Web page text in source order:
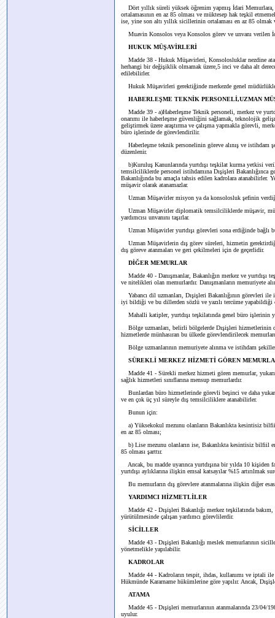
Dört yıllık süreli yüksek öğrenim yapmış İdari
ortalamasının en az 85 olması ve müktesep hak teşkil
ise, yine son altı yıllık sicillerinin ortalaması en az 85
Muavin Konsolos veya Konsolos görev ve unvanı verilen
HUKUK MÜŞAVİRLERİ
Madde 38 - Hukuk Müşavirleri, Konsolosluklar nezdine
herhangi bir değişiklik olmamak üzere,5 inci ve daha alt
edilebilirler.
Hukuk Müşavirleri gerektiğinde merkezde genel
HABERLEŞME TEKNİK PERSONELİ,UZMAN
Madde 39 - a)Haberleşme Teknik personeli, merkez ve
onarımı ile haberleşme güvenliğini sağlamak, teknolojik
geliştirmek üzere araştırma ve çalışma yapmakla görevli,
büro işlerinde de görevlendirilir.
Haberleşme teknik personelinin göreve alınış ve istihdam
düzenlenir.
b)Kuruluş Kanunlarında yurtdışı teşkilat kurma yetkisi
temsilciliklerde personel istihdamına Dışişleri Bakanlığınca
Bakanlığında bu amaçla tahsis edilen kadrolara
müşavir olarak atanamazlar.
Uzman Müşavirler misyon ya da konsolosluk şefinin
Uzman Müşavirler diplomatik temsilciliklerde müşavir,
yardımcısı unvanını taşırlar.
Uzman Müşavirler yurtdışı görevleri sona erdiğinde bağlı
Uzman Müşavirlerin dış görev süreleri, hizmetin
dış göreve atanmaları ve geri çekilmeleri için de geçerlidir.
DİĞER MEMURLAR
Madde 40 - Danışmanlar, Bakanlığın merkez ve
ve nitelikleri olan memurlardır. Danışmanların memuriyete
Yabancı dil uzmanları, Dışişleri Bakanlığının görevleri
iyi bildiği ve bu dillerden sözlü ve yazılı tercüme
Mahalli katipler, yurtdışı teşkilatında genel büro işlerinin
Bölge uzmanları, belirli bölgelerde Dışişleri hizmetlerinin
hizmetlerde münhasıran bu ülkede görevlendirilecek
Bölge uzmanlarının memuriyete alınma ve istihdam
SÜREKLİ MERKEZ HİZMETİ GÖREN
Madde 41 - Sürekli merkez hizmeti gören memurlar,
sağlık hizmetleri sınıflarına mensup memurlardır.
Bunlardan büro hizmetlerinde görevli beşinci ve daha
ve en çok üç yıl süreyle dış temsilciliklere atanabilirler.
Bunun için:
a) Yüksekokul mezunu olanların Bakanlıkta kesintisiz bilfiil
en az 85 olması;
b) Lise mezunu olanların ise, Bakanlıkta kesintisiz bilfiil en
85 olması şarttır.
Ancak, bu madde uyarınca yurtdışına bir yılda 10 kişiden
yurtdışı aylıklarına ilişkin emsal katsayılar %15 artırılmak
Bu memurların dış görevlere atanmalarına ilişkin diğer
YARDIMCI HİZMETLİLER
Madde 42 - Dışişleri Bakanlığı merkez teşkilatında
yürütülmesinde çalışan yardımcı görevlilerdir.
SİCİLLER
Madde 43 - Dışişleri Bakanlığı meslek memurlarının
yönetmelikle yapılabilir.
KADROLAR
Madde 44 - Kadroların tespit, ihdas, kullanımı ve iptali
Hükmünde Kararname hükümlerine göre yapılır. Ancak,
ATAMA
Madde 45 - Dışişleri memurlarının atanmalarında 23/04/
uyulur.